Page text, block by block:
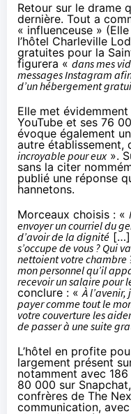
Retour sur le drame
dernière. Tout a
« influenceuse »
l’hôtel Charleville
gratuites pour la
figurera «dans mes
messages Instagram
d’un hébergement
Elle met
YouTube et ses 76
évoque également
autre établissement,
incroyable pour eux».
sans la citer
publié une réponse
hannetons.
Morceaux choisis : «
envoyer un courriel du
d’avoir de la dignité […]
s’occupe de vous ? Qui
nettoient votre chambre
mon personnel qu’il
recevoir un salaire pour
conclure : «À
payer comme tout le
votre couverture les
de passer à une suite
L’hôtel en profite
largement présent
notamment avec
80 000 sur
confrères de The
communication,